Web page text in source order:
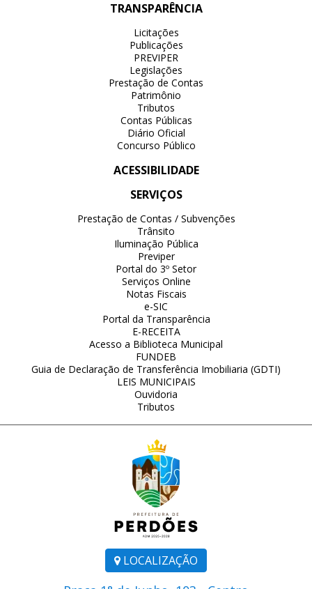
LOCALIZAÇÃO
TRANSPARÊNCIA
Licitações
Publicações
PREVIPER
Legislações
Prestação de Contas
Patrimônio
Tributos
Contas Públicas
Diário Oficial
Concurso Público
ACESSIBILIDADE
SERVIÇOS
Prestação de Contas / Subvenções
Trânsito
Iluminação Pública
Previper
Portal do 3º Setor
Serviços Online
Notas Fiscais
e-SIC
Portal da Transparência
E-RECEITA
Acesso a Biblioteca Municipal
FUNDEB
Guia de Declaração de Transferência Imobiliaria (GDTI)
LEIS MUNICIPAIS
Ouvidoria
Tributos